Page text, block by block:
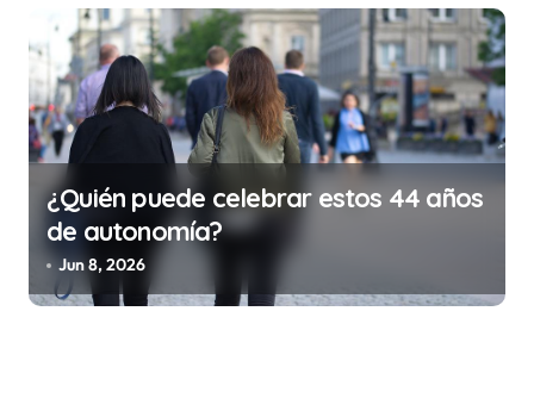
¿Quién puede celebrar estos 44 años
de autonomía?
Jun 8, 2026